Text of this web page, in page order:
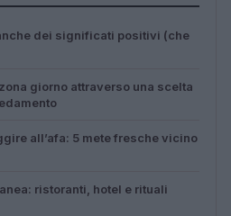
dei significati positivi (che
giorno attraverso una scelta
all’afa: 5 mete fresche vicino
ristoranti, hotel e rituali